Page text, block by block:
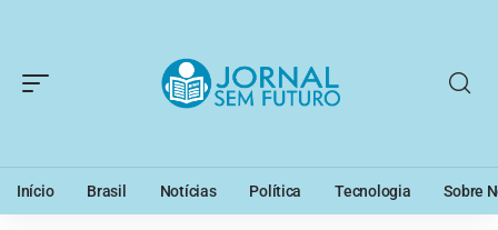
Início Brasil Notícias Política Tecnologia Sobre